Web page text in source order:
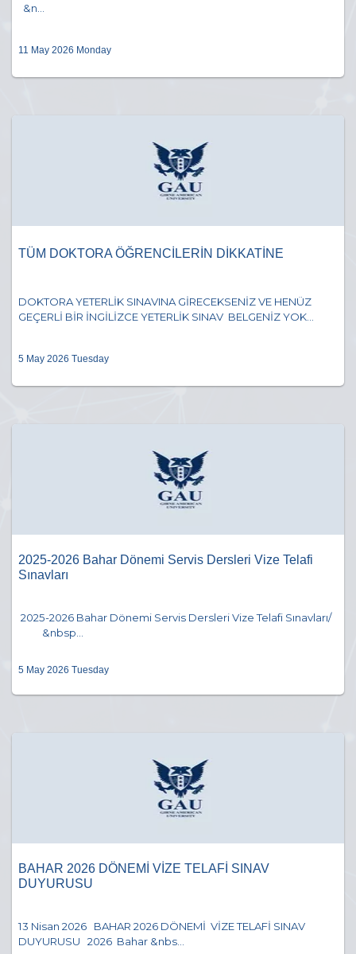
&n...
11 May 2026 Monday
TÜM DOKTORA ÖĞRENCİLERİN DİKKATİNE
DOKTORA YETERLİK SINAVINA GİRECEKSENİZ VE HENÜZ
GEÇERLİ BİR İNGİLİZCE YETERLİK SINAV BELGENİZ YOK...
5 May 2026 Tuesday
2025-2026 Bahar Dönemi Servis Dersleri Vize Telafi
Sınavları
2025-2026 Bahar Dönemi Servis Dersleri Vize Telafi Sınavları/
&nbsp...
5 May 2026 Tuesday
BAHAR 2026 DÖNEMİ VİZE TELAFİ SINAV
DUYURUSU
13 Nisan 2026 BAHAR 2026 DÖNEMİ VİZE TELAFİ SINAV
DUYURUSU 2026 Bahar &nbs...